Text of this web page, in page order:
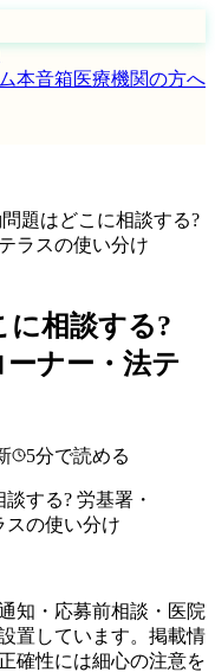
本音箱医療機関の方へ
題はどこに相談する?
ラスの使い分け
に相談する?
ナー・法テ
5分で読める
知・応募前相談・医院
置しています。掲載情
確性には細心の注意を